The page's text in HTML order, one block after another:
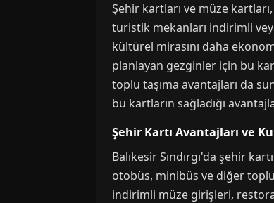
Şehir kartları ve müze
turistik mekanları indirimli
kültürel mirasını daha
planlayan gezginler için bu
toplu taşıma avantajları da
bu kartların sağladığı
Şehir Kartı Avantajları ve
Balıkesir Sındırgı'da şehir
otobüs, minibüs ve diğer
indirimli müze girişleri,